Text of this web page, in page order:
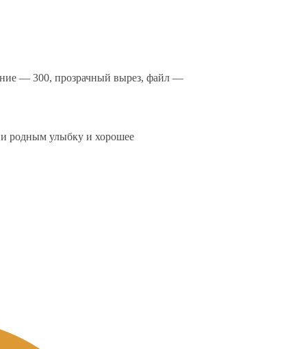
— 300, прозрачный вырез, файл —
и родным улыбку и хорошее